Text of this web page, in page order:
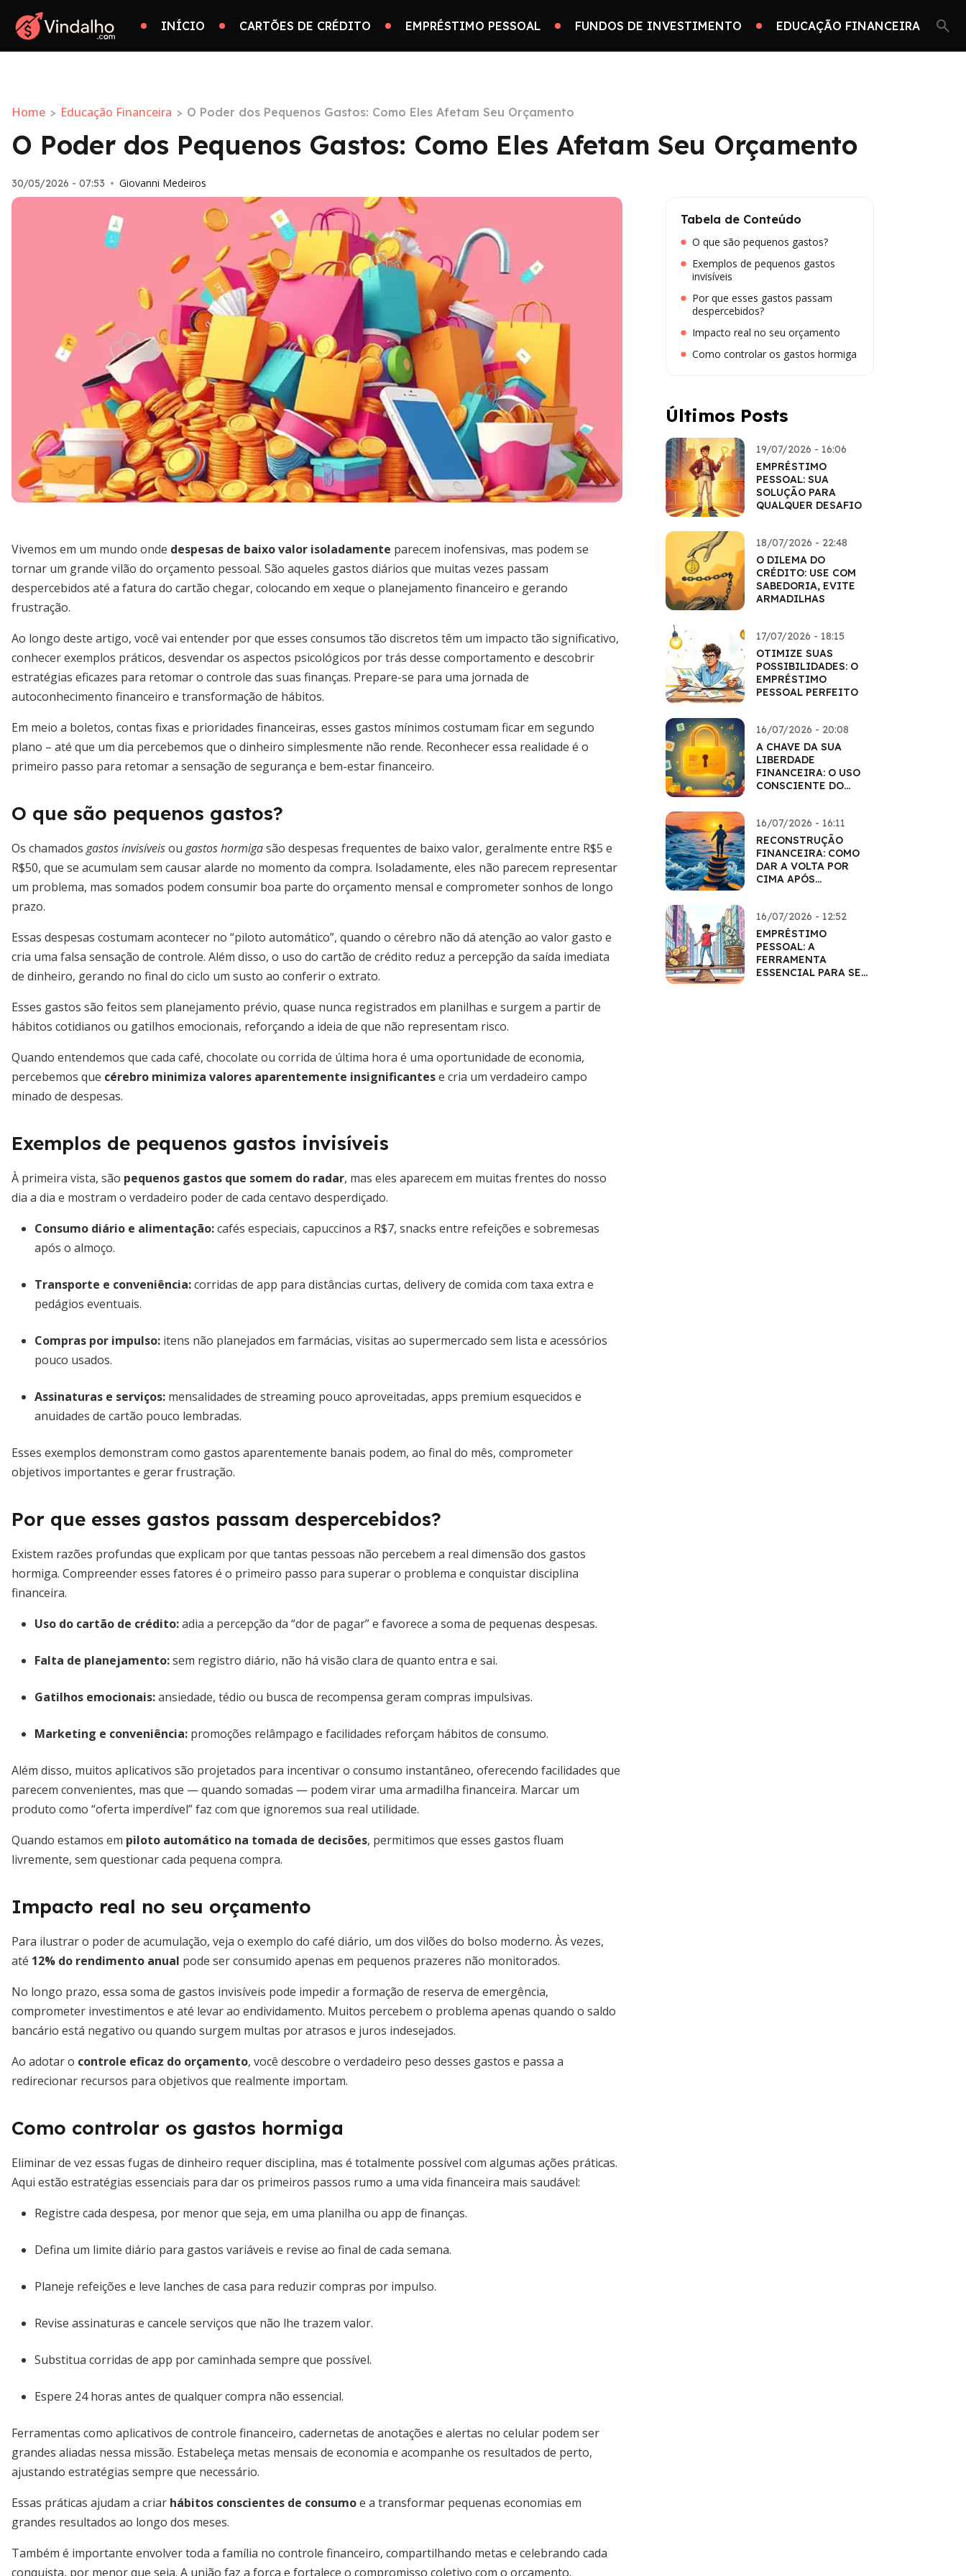
INÍCIO CARTÕES DE CRÉDITO EMPRÉSTIMO PESSOAL FUNDOS DE INVESTIMENTO EDUCAÇÃO FINANCEIRA
Home > Educação Financeira > O Poder dos Pequenos Gastos: Como Eles Afetam Seu Orçamento
O Poder dos Pequenos Gastos: Como Eles Afetam Seu Orçamento
30/05/2026 - 07:53 • Giovanni Medeiros
Vivemos em um mundo onde despesas de baixo valor isoladamente parecem inofensivas, mas podem se
tornar um grande vilão do orçamento pessoal. São aqueles gastos diários que muitas vezes passam
despercebidos até a fatura do cartão chegar, colocando em xeque o planejamento financeiro e gerando
frustração.
Ao longo deste artigo, você vai entender por que esses consumos tão discretos têm um impacto tão significativo,
conhecer exemplos práticos, desvendar os aspectos psicológicos por trás desse comportamento e descobrir
estratégias eficazes para retomar o controle das suas finanças. Prepare-se para uma jornada de
autoconhecimento financeiro e transformação de hábitos.
Em meio a boletos, contas fixas e prioridades financeiras, esses gastos mínimos costumam ficar em segundo
plano – até que um dia percebemos que o dinheiro simplesmente não rende. Reconhecer essa realidade é o
primeiro passo para retomar a sensação de segurança e bem-estar financeiro.
O que são pequenos gastos?
Os chamados gastos invisíveisou gastos hormigasão despesas frequentes de baixo valor, geralmente entre R$5 e
R$50, que se acumulam sem causar alarde no momento da compra. Isoladamente, eles não parecem representar
um problema, mas somados podem consumir boa parte do orçamento mensal e comprometer sonhos de longo
prazo.
Essas despesas costumam acontecer no “piloto automático”, quando o cérebro não dá atenção ao valor gasto e
cria uma falsa sensação de controle. Além disso, o uso do cartão de crédito reduz a percepção da saída imediata
de dinheiro, gerando no final do ciclo um susto ao conferir o extrato.
Esses gastos são feitos sem planejamento prévio, quase nunca registrados em planilhas e surgem a partir de
hábitos cotidianos ou gatilhos emocionais, reforçando a ideia de que não representam risco.
Quando entendemos que cada café, chocolate ou corrida de última hora é uma oportunidade de economia,
percebemos que cérebro minimiza valores aparentemente insignificantese cria um verdadeiro campo
minado de despesas.
Exemplos de pequenos gastos invisíveis
À primeira vista, são pequenos gastos que somem do radar, mas eles aparecem em muitas frentes do nosso
dia a dia e mostram o verdadeiro poder de cada centavo desperdiçado.
Consumo diário e alimentação:cafés especiais, capuccinos a R$7, snacks entre refeições e sobremesas
após o almoço.
Transporte e conveniência:corridas de app para distâncias curtas, delivery de comida com taxa extra e
pedágios eventuais.
Compras por impulso: itens não planejados em farmácias, visitas ao supermercado sem lista e acessórios
pouco usados.
Assinaturas e serviços: mensalidades de streaming pouco aproveitadas, apps premium esquecidos e
anuidades de cartão pouco lembradas.
Esses exemplos demonstram como gastos aparentemente banais podem, ao final do mês, comprometer
objetivos importantes e gerar frustração.
Por que esses gastos passam despercebidos?
Existem razões profundas que explicam por que tantas pessoas não percebem a real dimensão dos gastos
hormiga. Compreender esses fatores é o primeiro passo para superar o problema e conquistar disciplina
financeira.
Uso do cartão de crédito:adia a percepção da “dor de pagar” e favorece a soma de pequenas despesas.
Falta de planejamento:sem registro diário, não há visão clara de quanto entra e sai.
Gatilhos emocionais:ansiedade, tédio ou busca de recompensa geram compras impulsivas.
Marketing e conveniência: promoções relâmpago e facilidades reforçam hábitos de consumo.
Além disso, muitos aplicativos são projetados para incentivar o consumo instantâneo, oferecendo facilidades que
parecem convenientes, mas que — quando somadas — podem virar uma armadilha financeira. Marcar um
produto como “oferta imperdível” faz com que ignoremos sua real utilidade.
Quando estamos em piloto automático na tomada de decisões, permitimos que esses gastos fluam
livremente, sem questionar cada pequena compra.
Impacto real no seu orçamento
Para ilustrar o poder de acumulação, veja o exemplo do café diário, um dos vilões do bolso moderno. Às vezes,
até 12% do rendimento anual pode ser consumido apenas em pequenos prazeres não monitorados.
No longo prazo, essa soma de gastos invisíveis pode impedir a formação de reserva de emergência,
comprometer investimentos e até levar ao endividamento. Muitos percebem o problema apenas quando o saldo
bancário está negativo ou quando surgem multas por atrasos e juros indesejados.
Ao adotar o controle eficaz do orçamento, você descobre o verdadeiro peso desses gastos e passa a
redirecionar recursos para objetivos que realmente importam.
Como controlar os gastos hormiga
Eliminar de vez essas fugas de dinheiro requer disciplina, mas é totalmente possível com algumas ações práticas.
Aqui estão estratégias essenciais para dar os primeiros passos rumo a uma vida financeira mais saudável:
Registre cada despesa, por menor que seja, em uma planilha ou app de finanças.
Defina um limite diário para gastos variáveis e revise ao final de cada semana.
Planeje refeições e leve lanches de casa para reduzir compras por impulso.
Revise assinaturas e cancele serviços que não lhe trazem valor.
Substitua corridas de app por caminhada sempre que possível.
Espere 24 horas antes de qualquer compra não essencial.
Ferramentas como aplicativos de controle financeiro, cadernetas de anotações e alertas no celular podem ser
grandes aliadas nessa missão. Estabeleça metas mensais de economia e acompanhe os resultados de perto,
ajustando estratégias sempre que necessário.
Essas práticas ajudam a criar hábitos conscientes de consumoe a transformar pequenas economias em
grandes resultados ao longo dos meses.
Também é importante envolver toda a família no controle financeiro, compartilhando metas e celebrando cada
conquista, por menor que seja. A união faz a força e fortalece o compromisso coletivo com o orçamento.
Tabela de Conteúdo
O que são pequenos gastos?
Exemplos de pequenos gastos
invisíveis
Por que esses gastos passam
despercebidos?
Impacto real no seu orçamento
Como controlar os gastos hormiga
Últimos Posts
19/07/2026 - 16:06
EMPRÉSTIMO
PESSOAL: SUA
SOLUÇÃO PARA
QUALQUER DESAFIO
18/07/2026 - 22:48
O DILEMA DO
CRÉDITO: USE COM
SABEDORIA, EVITE
ARMADILHAS
17/07/2026 - 18:15
OTIMIZE SUAS
POSSIBILIDADES: O
EMPRÉSTIMO
PESSOAL PERFEITO
16/07/2026 - 20:08
A CHAVE DA SUA
LIBERDADE
FINANCEIRA: O USO
CONSCIENTE DO
16/07/2026 - 16:11
RECONSTRUÇÃO
FINANCEIRA: COMO
DAR A VOLTA POR
CIMA APÓS
16/07/2026 - 12:52
EMPRÉSTIMO
PESSOAL: A
FERRAMENTA
ESSENCIAL PARA SEU